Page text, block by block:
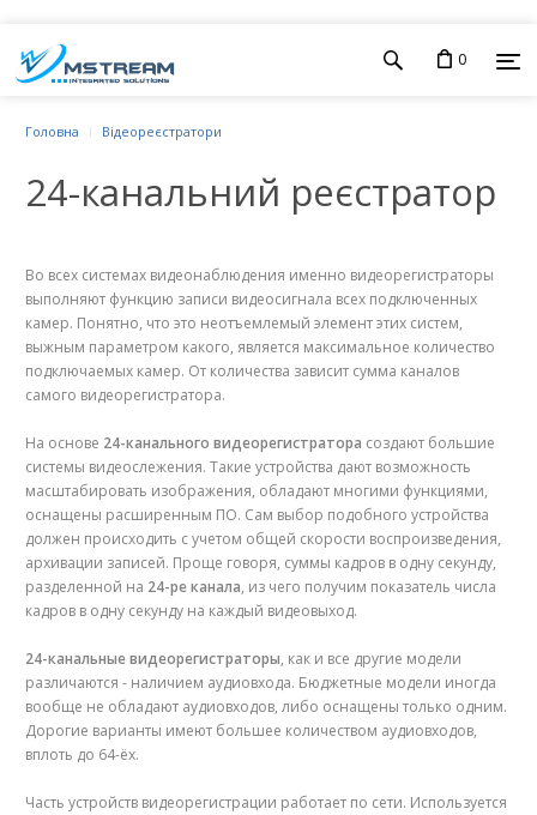
0
Головна Відеореєстратори
24-канальний реєстратор
Во всех системах видеонаблюдения именно видеорегистраторы
выполняют функцию записи видеосигнала всех подключенных
камер. Понятно, что это неотъемлемый элемент этих систем,
выжным параметром какого, является максимальное количество
подключаемых камер. От количества зависит сумма каналов
самого видеорегистратора.
На основе 24-канального видеорегистратора создают большие
системы видеослежения. Такие устройства дают возможность
масштабировать изображения, обладают многими функциями,
оснащены расширенным ПО. Сам выбор подобного устройства
должен происходить с учетом общей скорости воспроизведения,
архивации записей. Проще говоря, суммы кадров в одну секунду,
разделенной на 24-ре канала, из чего получим показатель числа
кадров в одну секунду на каждый видеовыход.
24-канальные видеорегистраторы, как и все другие модели
различаются - наличием аудиовхода. Бюджетные модели иногда
вообще не обладают аудиовходов, либо оснащены только одним.
Дорогие варианты имеют большее количеством аудиовходов,
вплоть до 64-ёх.
Часть устройств видеорегистрации работает по сети. Используется